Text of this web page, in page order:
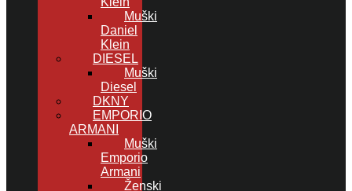
Muški
Daniel
Klein
DIESEL
Muški
Diesel
DKNY
EMPORIO
ARMANI
Muški
Emporio
Armani
Ženski